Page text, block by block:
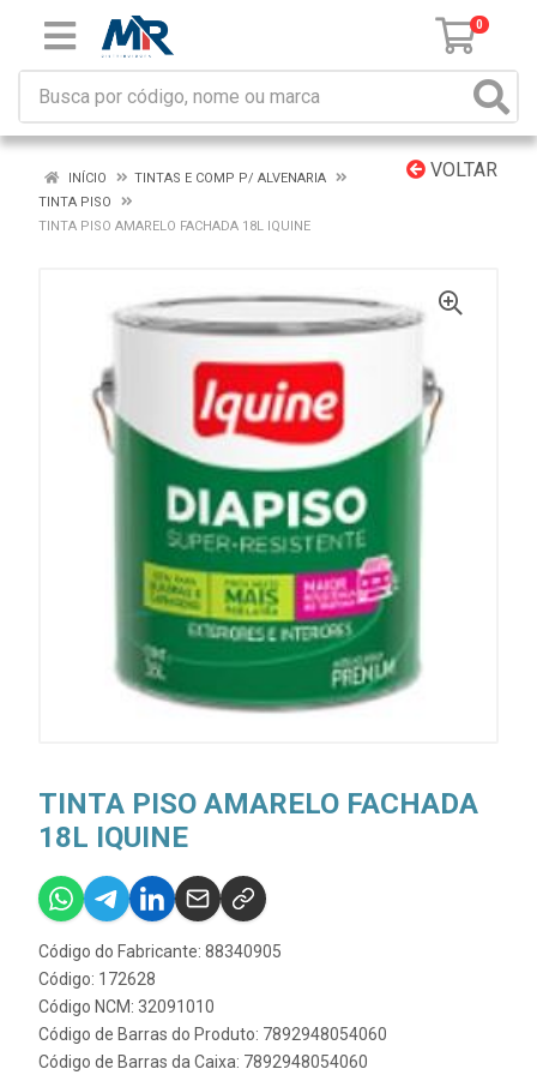
0
VOLTAR
INÍCIO
TINTAS E COMP P/ ALVENARIA
TINTA PISO
TINTA PISO AMARELO FACHADA 18L IQUINE
TINTA PISO AMARELO FACHADA
18L IQUINE
Código do Fabricante: 88340905
Código: 172628
Código NCM: 32091010
Código de Barras do Produto: 7892948054060
Código de Barras da Caixa: 7892948054060